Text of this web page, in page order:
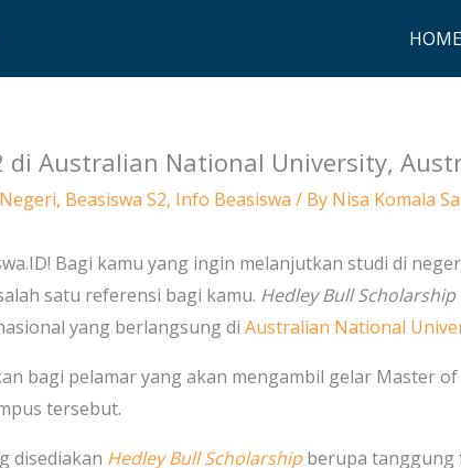
HOME
di Australian National University,
, Beasiswa S2, Info Beasiswa / By Nisa Komala
Bagi kamu yang ingin melanjutkan studi di
satu referensi bagi kamu. Hedley Bull Scholarship
yang berlangsung di Australian National
bagi pelamar yang akan mengambil gelar Master
tersebut.
disediakan Hedley Bull Scholarshipberupa tanggung